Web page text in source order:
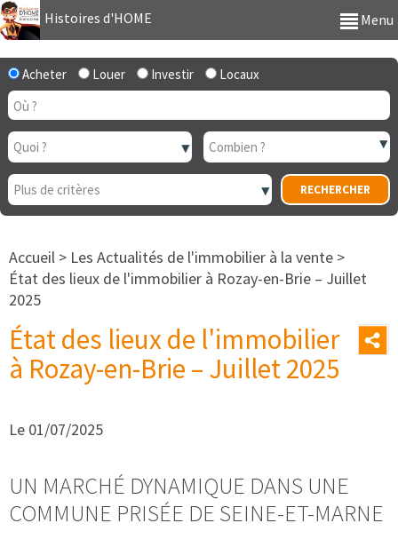
Histoires d'HOME Menu
Acheter Louer Investir Locaux
Accueil > Les Actualités de l'immobilier à la vente >
État des lieux de l'immobilier à Rozay-en-Brie – Juillet
2025
État des lieux de l'immobilier
à Rozay-en-Brie – Juillet 2025
Le 01/07/2025
UN MARCHÉ DYNAMIQUE DANS UNE
COMMUNE PRISÉE DE SEINE-ET-MARNE